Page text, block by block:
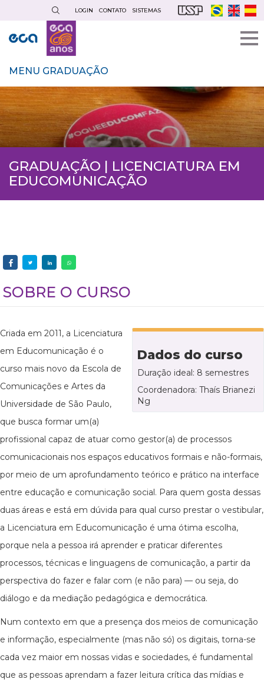
conteúdo
LOGIN CONTATO SISTEMAS
MENU GRADUAÇÃO
GRADUAÇÃO | LICENCIATURA EM
EDUCOMUNICAÇÃO
SOBRE O CURSO
Dados do curso
Duração ideal: 8 semestres
Coordenadora: Thaís Brianezi
Ng
Criada em 2011, a Licenciatura
em Educomunicação é o
curso mais novo da Escola de
Comunicações e Artes da
Universidade de São Paulo,
que busca formar um(a)
profissional capaz de atuar como gestor(a) de processos
comunicacionais nos espaços educativos formais e não-formais,
por meio de um aprofundamento teórico e prático na interface
entre educação e comunicação social. Para quem gosta dessas
duas áreas e está em dúvida para qual curso prestar o vestibular,
a Licenciatura em Educomunicação é uma ótima escolha,
porque nela a pessoa irá aprender e praticar diferentes
processos, técnicas e linguagens de comunicação, a partir da
perspectiva do fazer e falar com (e não para) — ou seja, do
diálogo e da mediação pedagógica e democrática.
Num contexto em que a presença dos meios de comunicação
e informação, especialmente (mas não só) os digitais, torna-se
cada vez maior em nossas vidas e sociedades, é fundamental
que as pessoas aprendam a fazer leitura crítica das mídias e